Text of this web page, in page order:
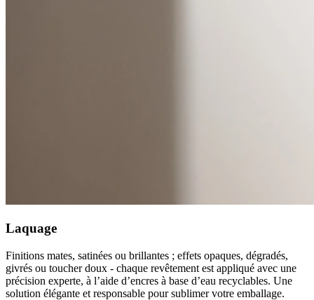
Laquage
Finitions mates, satinées ou brillantes ; effets opaques, dégradés,
givrés ou toucher doux - chaque revêtement est appliqué avec une
précision experte, à l’aide d’encres à base d’eau recyclables. Une
solution élégante et responsable pour sublimer votre emballage.